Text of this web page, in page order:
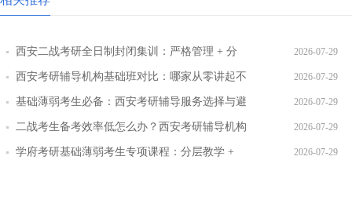
西安二战考研全日制封闭集训：严格管理 + 分
层教学效果实测
2026-07-29
西安考研辅导机构基础班对比：哪家从零讲起不
跳步骤
2026-07-29
基础薄弱考生必备：西安考研辅导服务选择与避
坑指南
2026-07-29
二战考生备考效率低怎么办？西安考研辅导机构
提效方案盘点
2026-07-29
学府考研基础薄弱考生专项课程：分层教学 + 2026-07-29